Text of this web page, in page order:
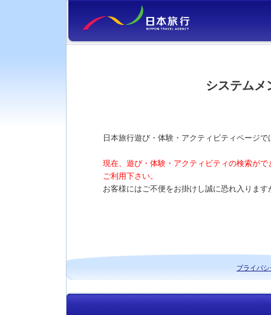
システムメ
日本旅行遊び・体験・アクティビティページ
現在、遊び・体験・アクティビティの検索が
ご利用下さい。
お客様にはご不便をお掛けし誠に恐れ入りま
プライバ